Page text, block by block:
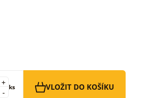
-
+ ks VLOŽIT DO KOŠÍKU